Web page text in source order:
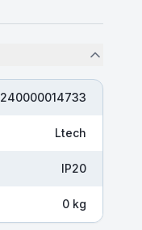
240000014733
Ltech
IP20
0 kg